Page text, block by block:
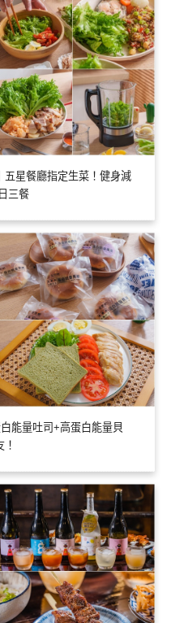
五星餐廳指定生菜！健身減
三餐
能量吐司+高蛋白能量貝